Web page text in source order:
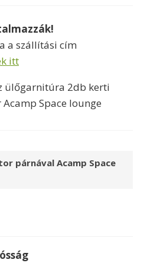
a szállítási cím
itt
ülőgarnitúra 2db kerti
Space lounge
párnával Acamp Space